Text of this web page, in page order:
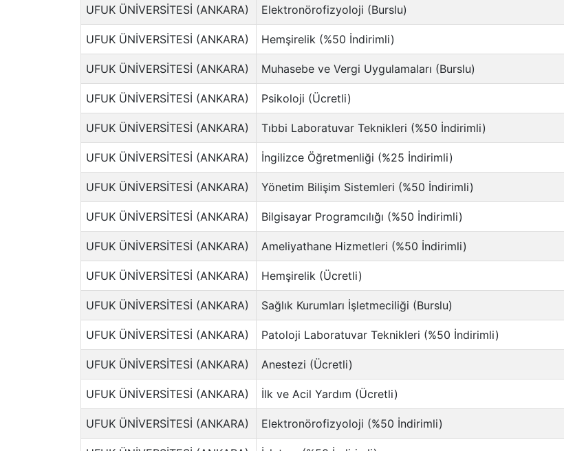
UFUK ÜNİVERSİTESİ (ANKARA) Elektronörofizyoloji (Burslu)
UFUK ÜNİVERSİTESİ (ANKARA) Hemşirelik (%50 İndirimli)
UFUK ÜNİVERSİTESİ (ANKARA) Muhasebe ve Vergi Uygulamaları (Burslu)
UFUK ÜNİVERSİTESİ (ANKARA) Psikoloji (Ücretli)
UFUK ÜNİVERSİTESİ (ANKARA) Tıbbi Laboratuvar Teknikleri (%50 İndirimli)
UFUK ÜNİVERSİTESİ (ANKARA) İngilizce Öğretmenliği (%25 İndirimli)
UFUK ÜNİVERSİTESİ (ANKARA) Yönetim Bilişim Sistemleri (%50 İndirimli)
UFUK ÜNİVERSİTESİ (ANKARA) Bilgisayar Programcılığı (%50 İndirimli)
UFUK ÜNİVERSİTESİ (ANKARA) Ameliyathane Hizmetleri (%50 İndirimli)
UFUK ÜNİVERSİTESİ (ANKARA) Hemşirelik (Ücretli)
UFUK ÜNİVERSİTESİ (ANKARA) Sağlık Kurumları İşletmeciliği (Burslu)
UFUK ÜNİVERSİTESİ (ANKARA) Patoloji Laboratuvar Teknikleri (%50 İndirimli)
UFUK ÜNİVERSİTESİ (ANKARA) Anestezi (Ücretli)
UFUK ÜNİVERSİTESİ (ANKARA) İlk ve Acil Yardım (Ücretli)
UFUK ÜNİVERSİTESİ (ANKARA) Elektronörofizyoloji (%50 İndirimli)